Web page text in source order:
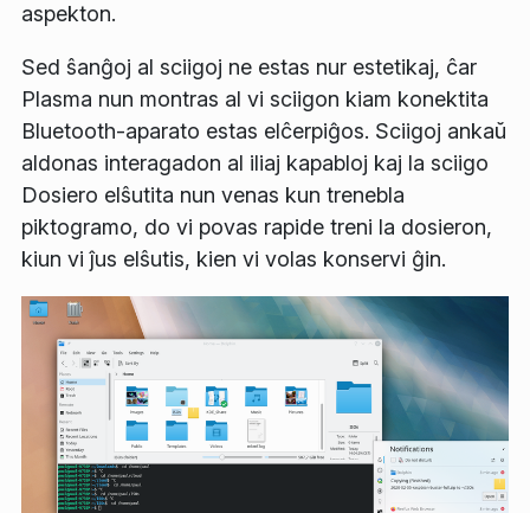
aspekton.
Sed ŝanĝoj al sciigoj ne estas nur estetikaj, ĉar
Plasma nun montras al vi sciigon kiam konektita
Bluetooth-aparato estas elĉerpiĝos. Sciigoj ankaŭ
aldonas interagadon al iliaj kapabloj kaj la sciigo
Dosiero elŝutita nun venas kun trenebla
piktogramo, do vi povas rapide treni la dosieron,
kiun vi ĵus elŝutis, kien vi volas konservi ĝin.